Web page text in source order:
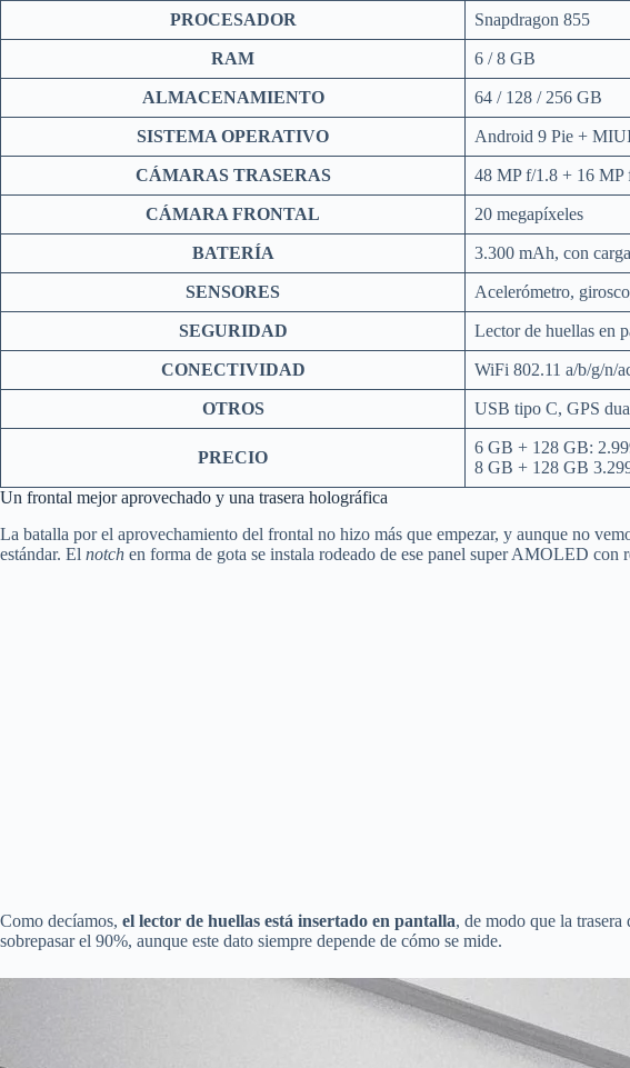
PROCESADOR Snapdragon 855
RAM 6 / 8 GB
ALMACENAMIENTO 64 / 128 / 256 GB
SISTEMA OPERATIVO Android 9 Pie +
CÁMARAS TRASERAS 48 MP f/1.8 + 16 MP
CÁMARA FRONTAL 20 megapíxeles
BATERÍA 3.300 mAh, con
SENSORES Acelerómetro,
SEGURIDAD Lector de huellas en
CONECTIVIDAD WiFi 802.11 a/b/g/n/
OTROS USB tipo C, GPS
PRECIO
6 GB + 128 GB:
8 GB + 128 GB
Un frontal mejor aprovechado y una trasera holográfica
La batalla por el aprovechamiento del frontal no hizo más que empezar, y aunque no
estándar. El notch en forma de gota se instala rodeado de ese panel super AMOLED
Como decíamos, el lector de huellas está insertado en pantalla, de modo que la
sobrepasar el 90%, aunque este dato siempre depende de cómo se mide.